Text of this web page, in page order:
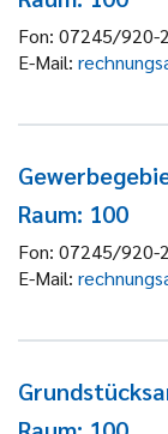
Fon: 07245/920-
E-Mail:
Raum: 100
Fon: 07245/920-
E-Mail: